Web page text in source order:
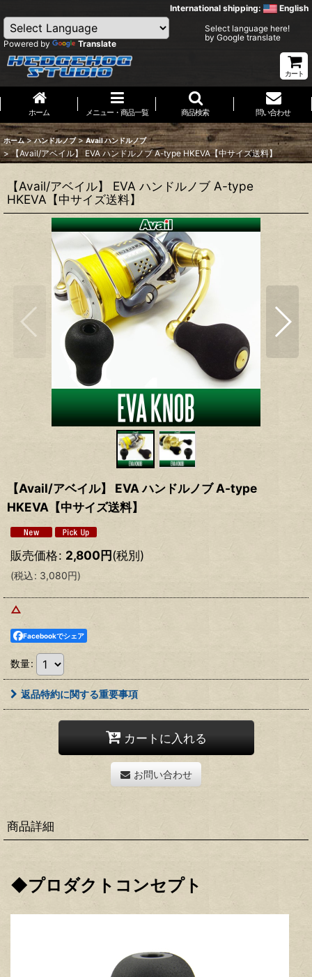
International shipping: English
Powered by Translate
Select language here!
by Google translate
カート
ホーム メニュー・商品一覧 商品検索 問い合わせ
ホーム > ハンドルノブ > Avail ハンドルノブ
> 【Avail/アベイル】 EVA ハンドルノブ A-type HKEVA【中サイズ送料】
【Avail/アベイル】 EVA ハンドルノブ A-type
HKEVA【中サイズ送料】
【Avail/アベイル】 EVA ハンドルノブ A-type
HKEVA【中サイズ送料】
販売価格: 2,800円(税別)
(税込: 3,080円)
△
Facebookでシェア
数量:
返品特約に関する重要事項
カートに入れる
お問い合わせ
商品詳細
◆プロダクトコンセプト